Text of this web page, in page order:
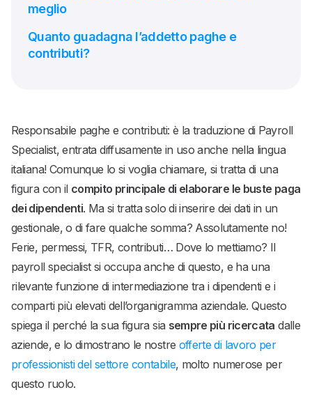
meglio
Quanto guadagna l’addetto paghe e
contributi?
Responsabile paghe e contributi: è la traduzione di Payroll
Specialist, entrata diffusamente in uso anche nella lingua
italiana! Comunque lo si voglia chiamare, si tratta di una
figura con il compito principale di elaborare le buste paga
dei dipendenti. Ma si tratta solo di inserire dei dati in un
gestionale, o di fare qualche somma? Assolutamente no!
Ferie, permessi, TFR, contributi… Dove lo mettiamo? Il
payroll specialist si occupa anche di questo, e ha una
rilevante funzione di intermediazione tra i dipendenti e i
comparti più elevati dell’organigramma aziendale. Questo
spiega il perché la sua figura sia sempre più ricercata dalle
aziende, e lo dimostrano le nostre offerte di lavoro per
professionisti del settore contabile, molto numerose per
questo ruolo.